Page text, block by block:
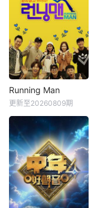
Running Man
更新至20260809期